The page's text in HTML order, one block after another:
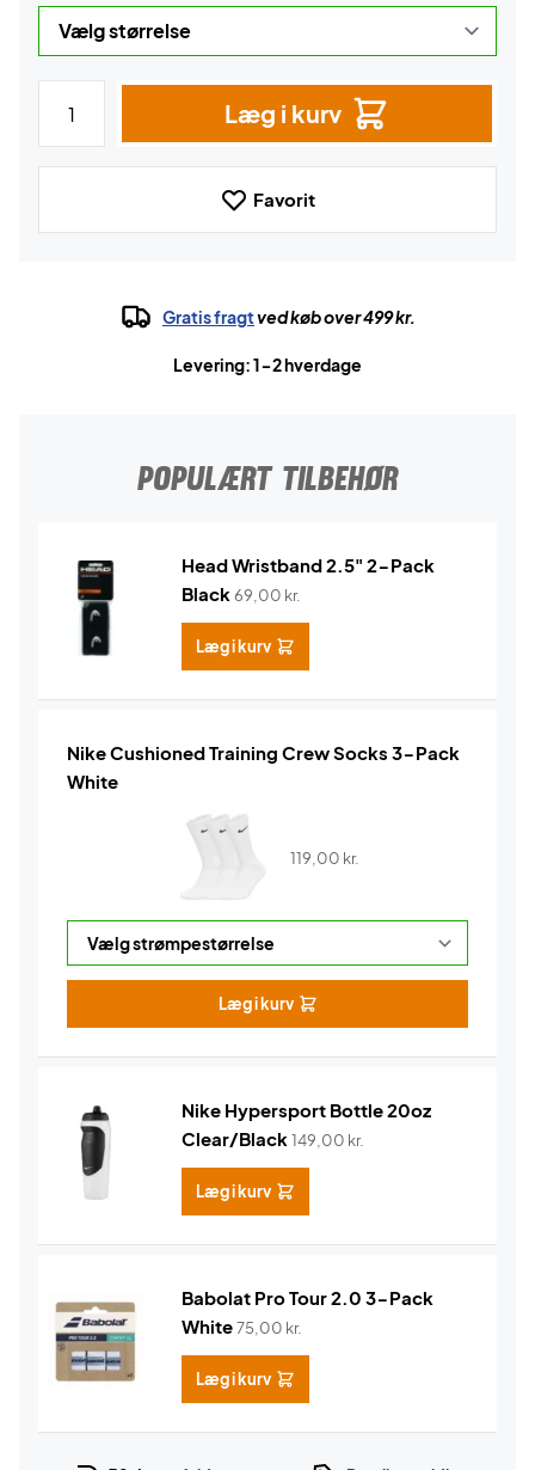
Læg i kurv
Favorit
Gratis fragtved køb over 499 kr.
Levering: 1-2 hverdage
POPULÆRT TILBEHØR
Head Wristband 2.5" 2-Pack
Black69,00 kr.
Læg i kurv
Nike Cushioned Training Crew Socks 3-Pack
White
119,00 kr.
Læg i kurv
Nike Hypersport Bottle 20oz
Clear/Black149,00 kr.
Læg i kurv
Babolat Pro Tour 2.0 3-Pack
White75,00 kr.
Læg i kurv